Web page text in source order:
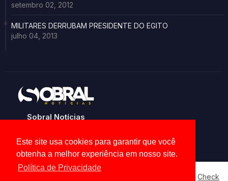
Este site usa cookies para garantir que você
obtenha a melhor experiência em nosso site.
Política de Privacidade
setembro 02, 2012
MILITARES DERRUBAM PRESIDENTE DO EGITO
julho 04, 2013
Sobral Notícias
Check